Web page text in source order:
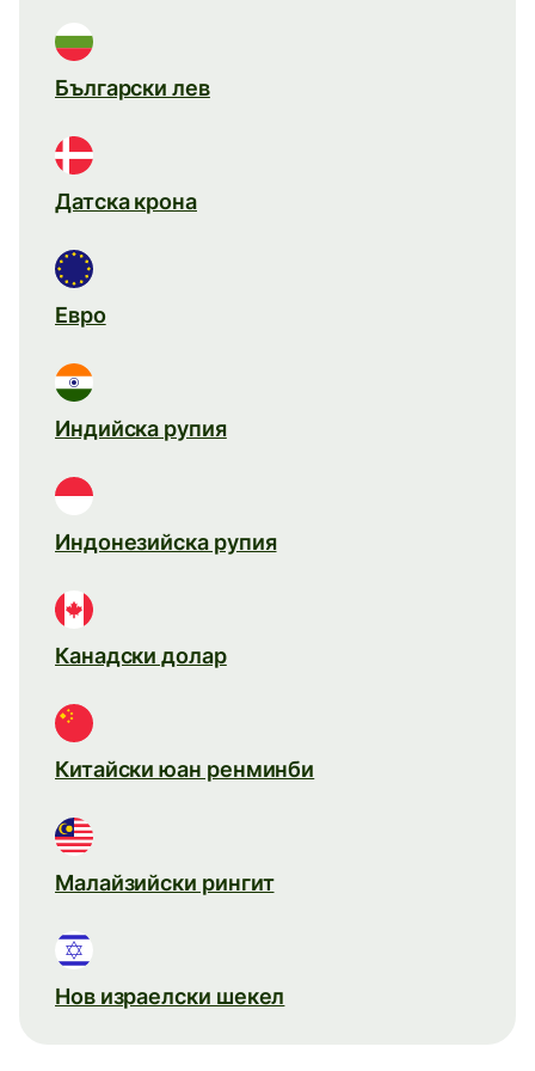
Български лев
Датска крона
Евро
Индийска рупия
Индонезийска рупия
Канадски долар
Китайски юан ренминби
Малайзийски рингит
Нов израелски шекел